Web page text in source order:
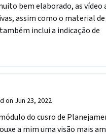
bem elaborado, as vídeo
assim como o material de
inclui a indicação de
on Jun 23, 2022
do cusro de
a mim uma visão mais